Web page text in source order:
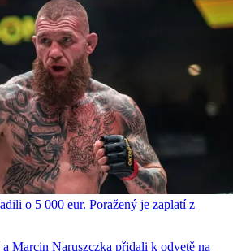
o 5 000 eur. Poražený je zaplatí z
Marcin Naruszczka přidali k odvetě na